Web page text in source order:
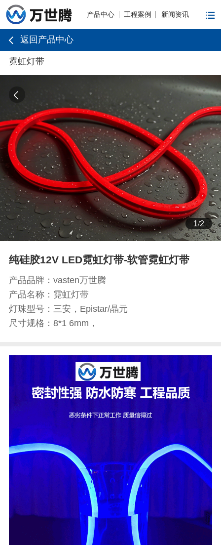
产品中心 工程案例 新闻资讯
返回产品中心
霓虹灯带
2/2
纯硅胶12V LED霓虹灯带-软管霓虹灯带
产品品牌：vasten万世腾
产品名称：霓虹灯带
灯珠型号：三安，Epistar/晶元
尺寸规格：8*1 6mm，